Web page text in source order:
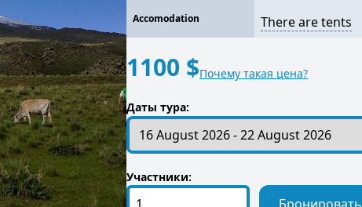
Accomodation There are tents
1100 $Почему такая цена?
Даты тура:
Участники: